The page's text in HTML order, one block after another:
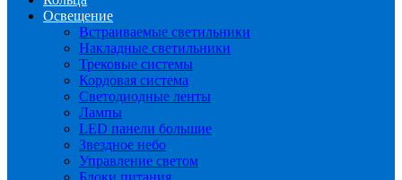
Освещение
Встраиваемые светильники
Накладные светильники
Трековые системы
Кордовая система
Светодиодные ленты
Лампы
LED панели большие
Звездное небо
Управление светом
Блоки питания